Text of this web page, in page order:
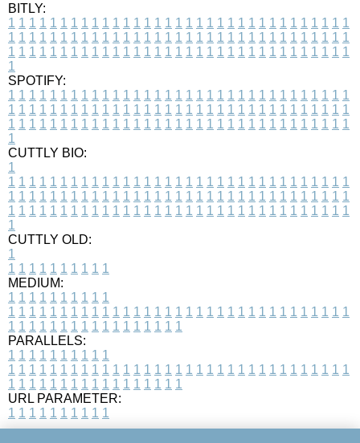
BITLY:
1 1 1 1 1 1 1 1 1 1 1 1 1 1 1 1 1 1 1 1 1 1 1 1 1 1 1 1 1 1 1 1 1
1 1 1 1 1 1 1 1 1 1 1 1 1 1 1 1 1 1 1 1 1 1 1 1 1 1 1 1 1 1 1 1 1
1 1 1 1 1 1 1 1 1 1 1 1 1 1 1 1 1 1 1 1 1 1 1 1 1 1 1 1 1 1 1 1 1
1
SPOTIFY:
1 1 1 1 1 1 1 1 1 1 1 1 1 1 1 1 1 1 1 1 1 1 1 1 1 1 1 1 1 1 1 1 1
1 1 1 1 1 1 1 1 1 1 1 1 1 1 1 1 1 1 1 1 1 1 1 1 1 1 1 1 1 1 1 1 1
1 1 1 1 1 1 1 1 1 1 1 1 1 1 1 1 1 1 1 1 1 1 1 1 1 1 1 1 1 1 1 1 1
1
CUTTLY BIO:
1
1 1 1 1 1 1 1 1 1 1 1 1 1 1 1 1 1 1 1 1 1 1 1 1 1 1 1 1 1 1 1 1 1
1 1 1 1 1 1 1 1 1 1 1 1 1 1 1 1 1 1 1 1 1 1 1 1 1 1 1 1 1 1 1 1 1
1 1 1 1 1 1 1 1 1 1 1 1 1 1 1 1 1 1 1 1 1 1 1 1 1 1 1 1 1 1 1 1 1
1
CUTTLY OLD:
1
1 1 1 1 1 1 1 1 1 1
MEDIUM:
1 1 1 1 1 1 1 1 1 1
1 1 1 1 1 1 1 1 1 1 1 1 1 1 1 1 1 1 1 1 1 1 1 1 1 1 1 1 1 1 1 1 1
1 1 1 1 1 1 1 1 1 1 1 1 1 1 1 1 1
PARALLELS:
1 1 1 1 1 1 1 1 1 1
1 1 1 1 1 1 1 1 1 1 1 1 1 1 1 1 1 1 1 1 1 1 1 1 1 1 1 1 1 1 1 1 1
1 1 1 1 1 1 1 1 1 1 1 1 1 1 1 1 1
URL PARAMETER:
1 1 1 1 1 1 1 1 1 1